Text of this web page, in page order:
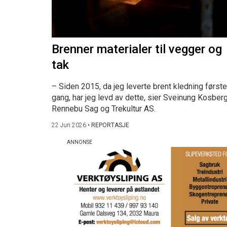
Brenner materialer til vegger og
tak
– Siden 2015, da jeg leverte brent kledning første
gang, har jeg levd av dette, sier Sveinung
Rennebu Sag og Trekultur AS.
22 Jun 2026 • REPORTASJE